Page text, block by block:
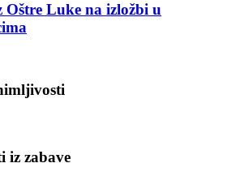
Oštre Luke na izložbi u
iz zabave